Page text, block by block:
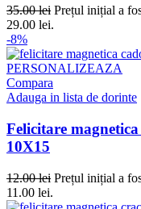
35.00lei Prețul inițial a
29.00 lei.
-8%
PERSONALIZEAZA
Compara
Adauga in lista de dorinte
Felicitare
10X15
12.00lei Prețul inițial a
11.00 lei.